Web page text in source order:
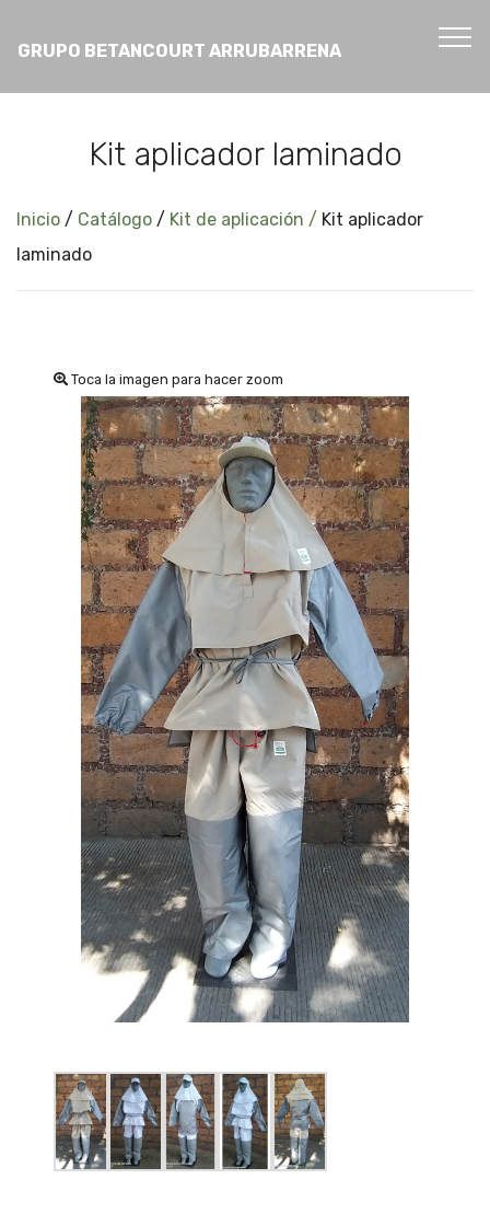
GRUPO BETANCOURT ARRUBARRENA
Kit aplicador laminado
Inicio / Catálogo / Kit de aplicación / Kit aplicador
laminado
Toca la imagen para hacer zoom